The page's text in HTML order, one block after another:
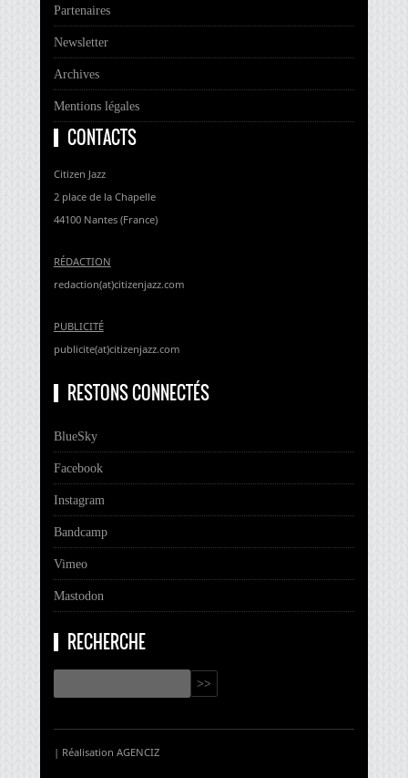
Partenaires
Newsletter
Archives
Mentions légales
CONTACTS
Citizen Jazz
2 place de la Chapelle
44100 Nantes (France)
RÉDACTION
redaction(at)citizenjazz.com
PUBLICITÉ
publicite(at)citizenjazz.com
RESTONS CONNECTÉS
BlueSky
Facebook
Instagram
Bandcamp
Vimeo
Mastodon
RECHERCHE
| Réalisation AGENCIZ